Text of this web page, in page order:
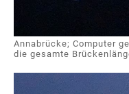
Annabrücke; Computer
die gesamte